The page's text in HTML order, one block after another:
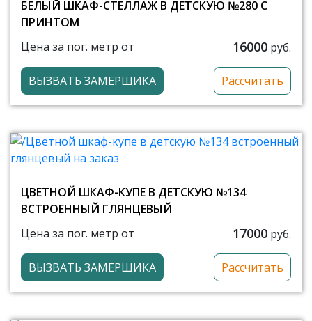
БЕЛЫЙ ШКАФ-СТЕЛЛАЖ В ДЕТСКУЮ №280 С
ПРИНТОМ
Цена за пог. метр от
16000 руб.
ВЫЗВАТЬ ЗАМЕРЩИКА Рассчитать
ЦВЕТНОЙ ШКАФ-КУПЕ В ДЕТСКУЮ №134
ВСТРОЕННЫЙ ГЛЯНЦЕВЫЙ
Цена за пог. метр от
17000 руб.
ВЫЗВАТЬ ЗАМЕРЩИКА Рассчитать